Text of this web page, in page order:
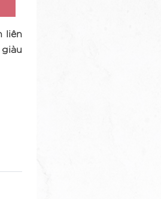
liên